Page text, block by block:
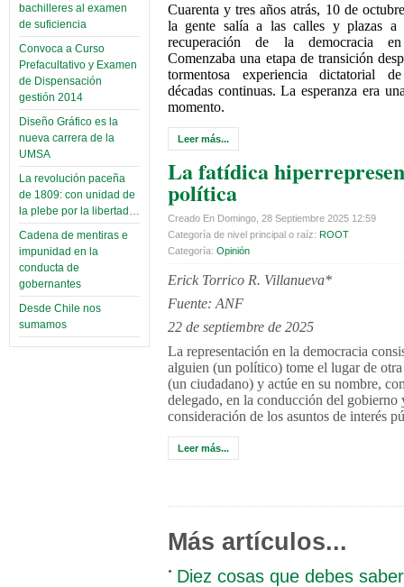
bachilleres al examen
de suficiencia
Convoca a Curso
Prefacultativo y Examen
de Dispensación
gestión 2014
Diseño Gráfico es la
nueva carrera de la
UMSA
La revolución paceña
de 1809: con unidad de
la plebe por la libertad…
Cadena de mentiras e
impunidad en la
conducta de
gobernantes
Desde Chile nos
sumamos
Cuarenta y tres años atrás, 10 de
la gente salía a las calles y plazas a
recuperación de la democracia
Comenzaba una etapa de transición
tormentosa experiencia dictatorial
décadas continuas. La esperanza era
momento.
Leer más...
La fatídica
política
Creado En Domingo, 28 Septiembre 2025 12:59
Categoría de nivel principal o raíz: ROOT
Categoría: Opinión
Erick Torrico R. Villanueva*
Fuente: ANF
22 de septiembre de 2025
La representación en la democracia
alguien (un político) tome el lugar de otra
(un ciudadano) y actúe en su nombre,
delegado, en la conducción del gobierno
consideración de los asuntos de interés
Leer más...
Más artículos...
Diez cosas que debes